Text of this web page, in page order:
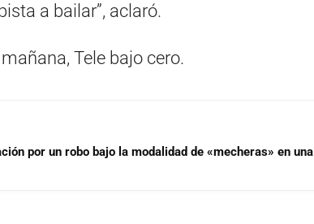
a bailar”, aclaró.
Tele bajo cero.
por un robo bajo la modalidad de «mecheras» en una